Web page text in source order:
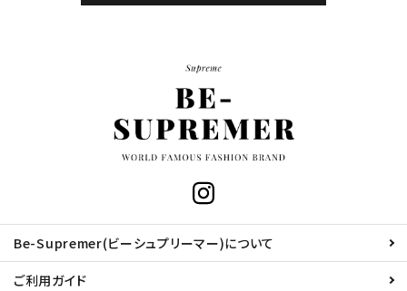
Be-Supremer(ビーシュプリーマー)について
ご利用ガイド